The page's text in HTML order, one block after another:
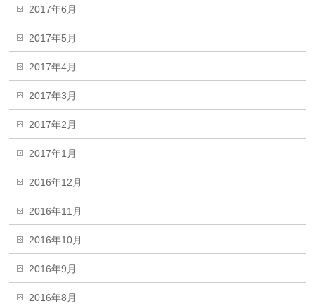
2017年6月
2017年5月
2017年4月
2017年3月
2017年2月
2017年1月
2016年12月
2016年11月
2016年10月
2016年9月
2016年8月